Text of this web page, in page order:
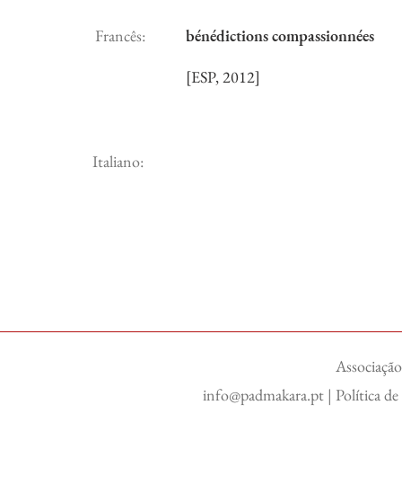
Francês:
bénédictions compassionnées
[ESP, 2012]
Italiano:
info@padmakara.pt | Política